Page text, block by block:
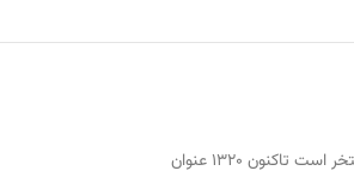
مرکز بین‌المللی ترجمه و نشر المصطفی با هدف ترویج و گسترش معارف اسلامی و نشر کتاب‌های مورد نیاز داخل و خارج از کشور در حوزه علوم اسلامی و انسانی، از سال ۱۳۷۹ آغاز به کار نموده و مفتخر است تاکنون ۱۳۲۰ عنوان